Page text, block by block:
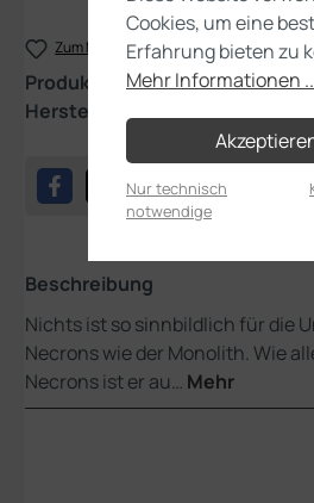
Zum Merkzettel hinzufügen
Produktnummer:49-09
Hersteller:
Beschreibung
Nichts ist so sinnbildlich für die
Necrons wie der Monolith. Wie
Necrons ist er au… Mehr
Cookies, um eine
Erfahrung bieten zu
Mehr Informationen
Nur technisch
notwendige